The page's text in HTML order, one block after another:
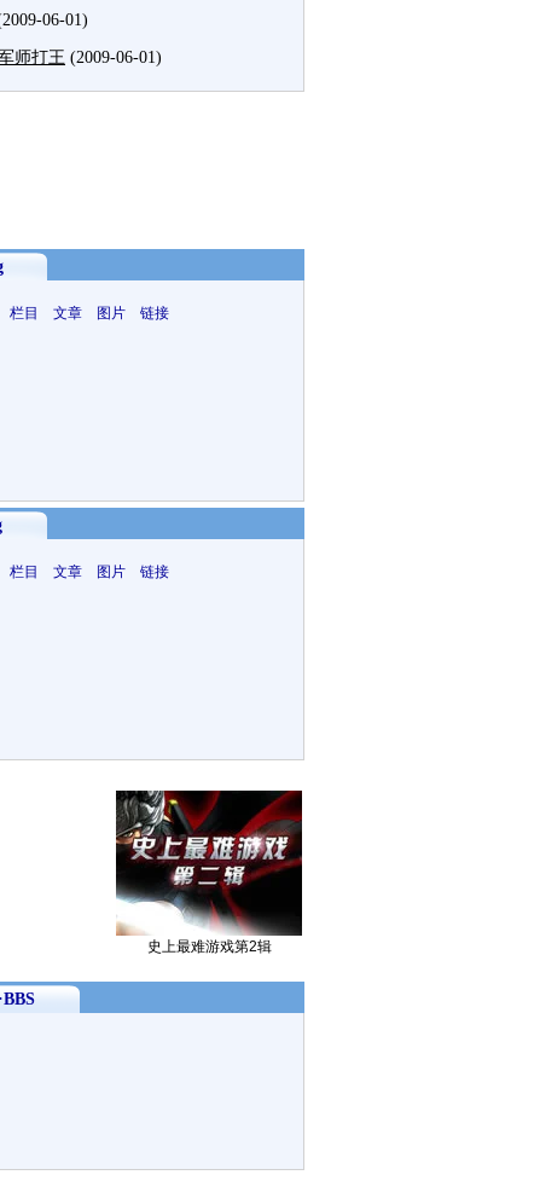
06-01)
师打王 (2009-06-01)
栏目 文章 图片 链接
栏目 文章 图片 链接
史上最难游戏第2辑